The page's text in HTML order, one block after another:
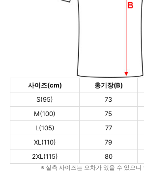
사이즈(cm) 총기장(B)
S(95)
73
M(100)
75
L(105)
77
XL(110)
79
2XL(115)
80
※ 실측 사이즈는 오차가 있을 수 있으니